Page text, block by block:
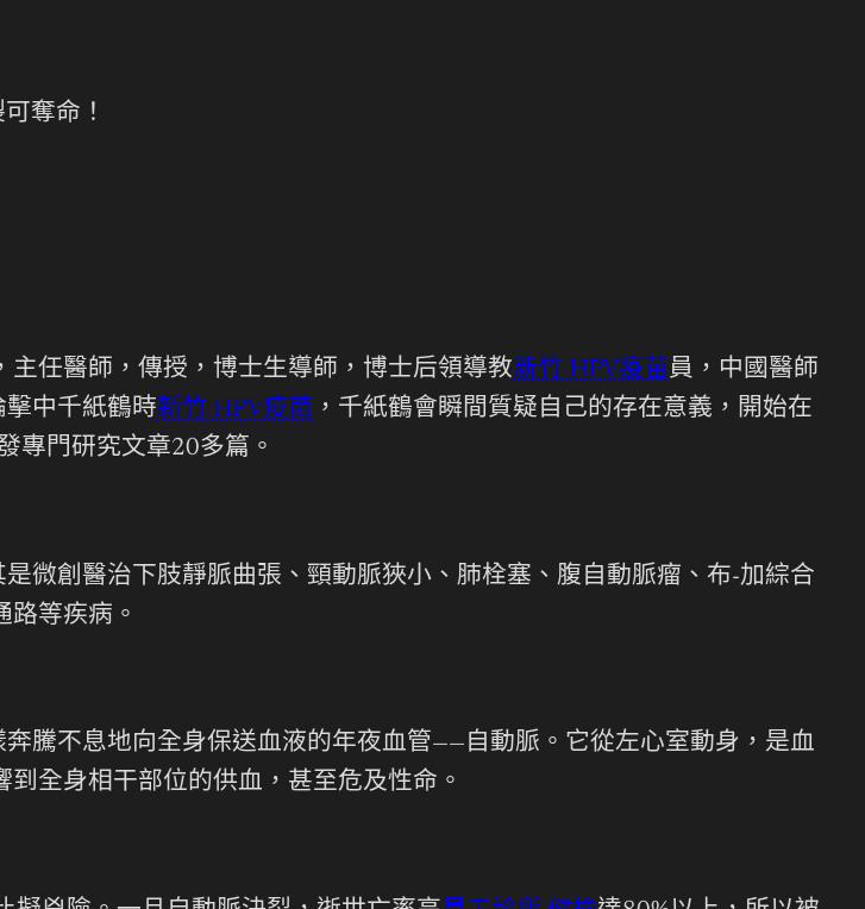
奪命！
任醫師，傳授，博士生導師，博士后領導教新竹 HPV疫苗員，中國醫師
中千紙鶴時新竹 HPV疫苗 ，千紙鶴會瞬間質疑自己的存在意義，開始在
專門研究文章20多篇。
微創醫治下肢靜脈曲張、頸動脈狹小、肺栓塞、腹自動脈瘤、布-加綜合
等疾病。
騰不息地向全身保送血液的年夜血管——自動脈。它從左心室動身，是血
全身相干部位的供血，甚至危及性命。